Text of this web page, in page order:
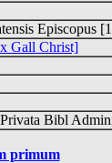
Episcopus
Gall Christ]
Bibl
primum